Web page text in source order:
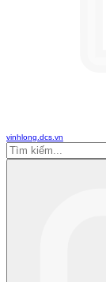
vinhlong.dcs.vn